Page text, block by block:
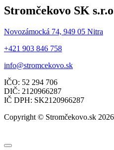
Stromčekovo SK
Novozámocká 74, 949 05 Nitra
+421 903 846 758
info@stromcekovo.sk
IČO: 52 294 706
DIČ: 2120966287
IČ DPH: SK2120966287
Copyright © Stromčekovo.sk